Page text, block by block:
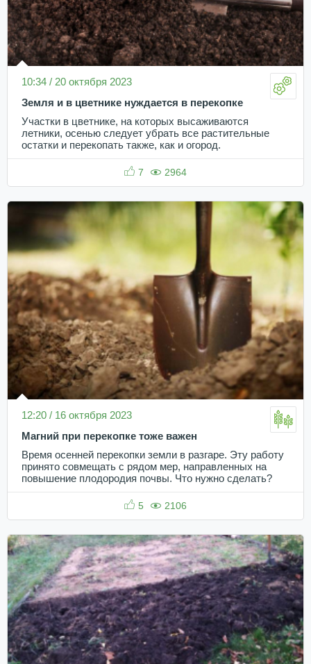
10:34 / 20 октября 2023
Земля и в цветнике нуждается в перекопке
Участки в цветнике, на которых высаживаются
летники, осенью следует убрать все растительные
остатки и перекопать также, как и огород.
7 2964
12:20 / 16 октября 2023
Магний при перекопке тоже важен
Время осенней перекопки земли в разгаре. Эту работу
принято совмещать с рядом мер, направленных на
повышение плодородия почвы. Что нужно сделать?
5 2106